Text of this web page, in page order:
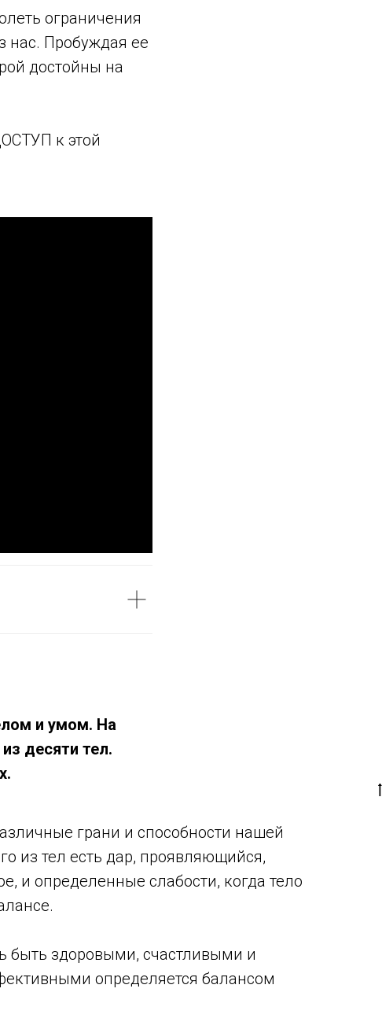
ограничения
нас. Пробуждая ее
достойны на
к этой
и умом. На
десяти тел.
грани и способности нашей
из тел есть дар, проявляющийся,
и определенные слабости, когда тело
быть здоровыми, счастливыми и
определяется балансом